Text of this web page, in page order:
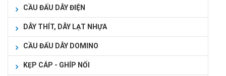
CẦU ĐẤU DÂY ĐIỆN
DÂY THÍT, DÂY LẠT NHỰA
CẦU ĐẤU DÂY DOMINO
KẸP CÁP - GHÍP NỐI